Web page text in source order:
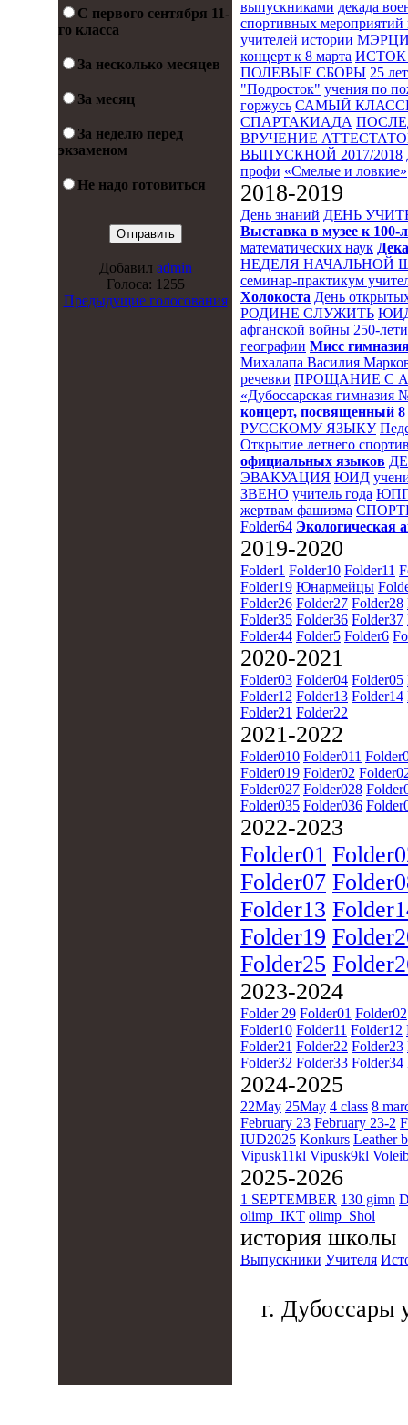
С первого сентября 11-
го класса
За несколько месяцев
За месяц
За неделю перед
экзаменом
Не надо готовиться
Добавил admin
Голоса: 1255
Предыдущие голосования
выпускниками декада
спортивных мероприятий
учителей истории
концерт к 8 марта ИСТОК
ПОЛЕВЫЕ СБОРЫ 25
"Подросток" учения по
горжусь САМЫЙ
СПАРТАКИАДА
ВРУЧЕНИЕ
ВЫПУСКНОЙ 2017/2018
профи «Смелые и ловкие»
2018-2019
День знаний ДЕНЬ
Выставка в музее к
математических наук
НЕДЕЛЯ НАЧАЛЬНОЙ
семинар-практикум
Холокоста День
РОДИНЕ СЛУЖИТЬ
афганской войны 250-
географии Мисс
Михалапа Василия
речевки ПРОЩАНИЕ С
«Дубоссарская гимназия
концерт, посвященный
РУССКОМУ ЯЗЫКУ
Открытие летнего
официальных языков
ЭВАКУАЦИЯ ЮИД
ЗВЕНО учитель года
жертвам фашизма
Folder64 Экологическая
2019-2020
Folder1 Folder10 Folder11
Folder19 Юнармейцы
Folder26 Folder27 Folder28
Folder35 Folder36 Folder37
Folder44 Folder5 Folder6
2020-2021
Folder03 Folder04 Folder05
Folder12 Folder13 Folder14
Folder21 Folder22
2021-2022
Folder010 Folder011
Folder019 Folder02
Folder027 Folder028
Folder035 Folder036
2022-2023
Folder01
Folder07
Folder13
Folder19
Folder25
2023-2024
Folder 29 Folder01 Folder02
Folder10 Folder11 Folder12
Folder21 Folder22 Folder23
Folder32 Folder33 Folder34
2024-2025
22May 25May 4 class 8
February 23 February 23-2
IUD2025 Konkurs Leather
Vipusk11kl Vipusk9kl
2025-2026
1 SEPTEMBER 130 gimn
olimp_IKT olimp_Shol
история школы
Выпускники Учителя
г. Дубоссары